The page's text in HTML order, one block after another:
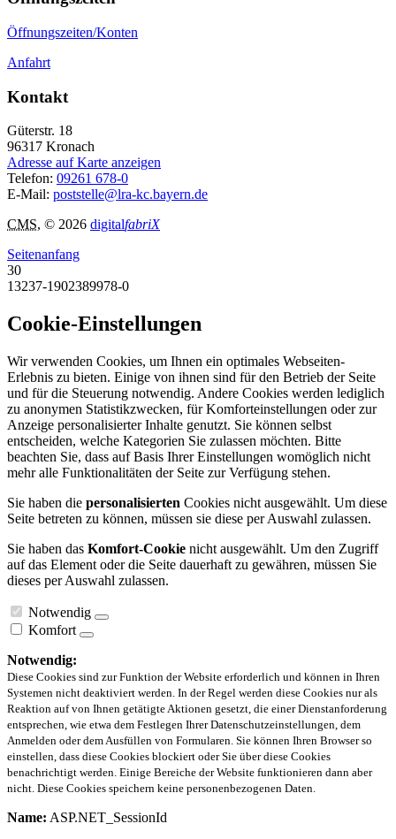
Öffnungszeiten/Konten
Anfahrt
Kontakt
Güterstr. 18
96317 Kronach
Adresse auf Karte anzeigen
Telefon: 09261 678-0
E-Mail: poststelle@lra-kc.bayern.de
CMS, © 2026 digitalfabriX
Seitenanfang
30
13237-1902389978-0
Cookie-Einstellungen
Wir verwenden Cookies, um Ihnen ein optimales Webseiten-
Erlebnis zu bieten. Einige von ihnen sind für den Betrieb der Seite
und für die Steuerung notwendig. Andere Cookies werden lediglich
zu anonymen Statistikzwecken, für Komforteinstellungen oder zur
Anzeige personalisierter Inhalte genutzt. Sie können selbst
entscheiden, welche Kategorien Sie zulassen möchten. Bitte
beachten Sie, dass auf Basis Ihrer Einstellungen womöglich nicht
mehr alle Funktionalitäten der Seite zur Verfügung stehen.
Sie haben die personalisierten Cookies nicht ausgewählt. Um diese
Seite betreten zu können, müssen sie diese per Auswahl zulassen.
Sie haben das Komfort-Cookie nicht ausgewählt. Um den Zugriff
auf das Element oder die Seite dauerhaft zu gewähren, müssen Sie
dieses per Auswahl zulassen.
Notwendig
Komfort
Notwendig:
Diese Cookies sind zur Funktion der Website erforderlich und können in Ihren
Systemen nicht deaktiviert werden. In der Regel werden diese Cookies nur als
Reaktion auf von Ihnen getätigte Aktionen gesetzt, die einer Dienstanforderung
entsprechen, wie etwa dem Festlegen Ihrer Datenschutzeinstellungen, dem
Anmelden oder dem Ausfüllen von Formularen. Sie können Ihren Browser so
einstellen, dass diese Cookies blockiert oder Sie über diese Cookies
benachrichtigt werden. Einige Bereiche der Website funktionieren dann aber
nicht. Diese Cookies speichern keine personenbezogenen Daten.
Name: ASP.NET_SessionId